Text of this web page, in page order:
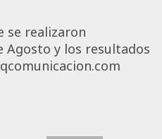
se realizaron
Agosto y los resultados